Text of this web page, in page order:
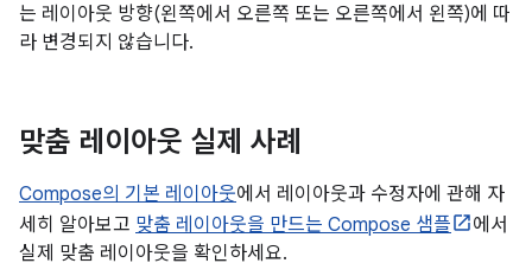
는 레이아웃 방향(왼쪽에서 오른쪽 또는 오른쪽에서 왼쪽)에 따
라 변경되지 않습니다.
맞춤 레이아웃 실제 사례
Compose의 기본 레이아웃에서 레이아웃과 수정자에 관해 자
세히 알아보고 맞춤 레이아웃을 만드는 Compose 샘플
에서
실제 맞춤 레이아웃을 확인하세요.